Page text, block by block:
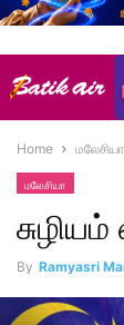
Home மலேசியா
மலேசியா
By Ramyasri